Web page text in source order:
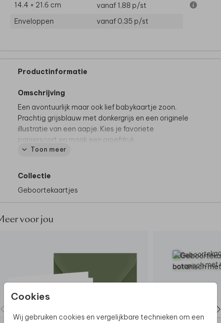
Cookies
Wij gebruiken cookies en vergelijkbare technieken om een
14.4 × 21.6 cm
vanaf 1,88 p/st
Enveloppen
vanaf 0,35 p/st
Productinformatie
Omschrijving
Een avontuurlijk maar ook lief babykaartje zoon.
Prachtig grijsblauw met donkergrijs en een originele
illustratie van een aapje. Kies je favoriete
papiersoort en maak een proefdruk.
Toon meer
Collectie
Geboortekaartjes
voor jou